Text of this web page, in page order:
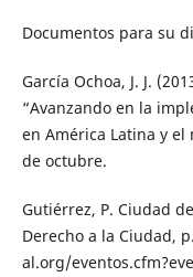
Documentos para su
García Ochoa, J. J.
“Avanzando en la
en América Latina y el
de octubre.
Gutiérrez, P. Ciudad
Derecho a la Ciudad,
al.org/